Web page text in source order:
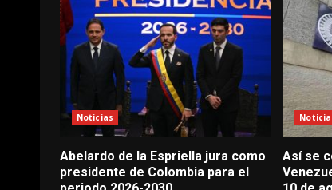
Noticias
Abelardo de la Espriella jura como
presidente de Colombia para el
Así se